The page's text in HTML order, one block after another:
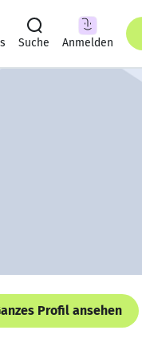
Suche Anmelden
Profil ansehen